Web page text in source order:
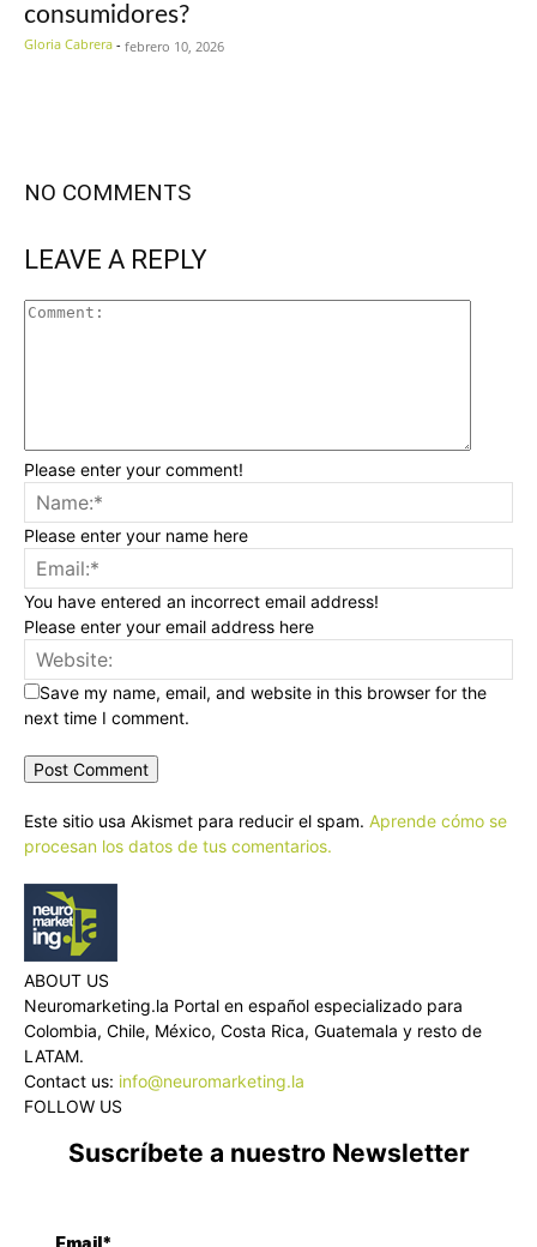
consumidores?
Gloria Cabrera - febrero 10, 2026
NO COMMENTS
LEAVE A REPLY
Please enter your comment!
Please enter your name here
You have entered an incorrect email address!
Please enter your email address here
Save my name, email, and website in this browser for the
next time I comment.
Este sitio usa Akismet para reducir el spam. Aprende cómo se
procesan los datos de tus comentarios.
ABOUT US
Neuromarketing.la Portal en español especializado para
Colombia, Chile, México, Costa Rica, Guatemala y resto de
LATAM.
Contact us: info@neuromarketing.la
FOLLOW US
Suscríbete a nuestro Newsletter